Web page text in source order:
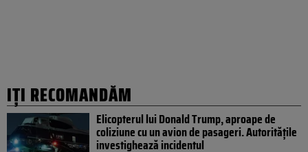
IȚI RECOMANDĂM
Elicopterul lui Donald Trump, aproape de
coliziune cu un avion de pasageri. Autoritățile
investighează incidentul